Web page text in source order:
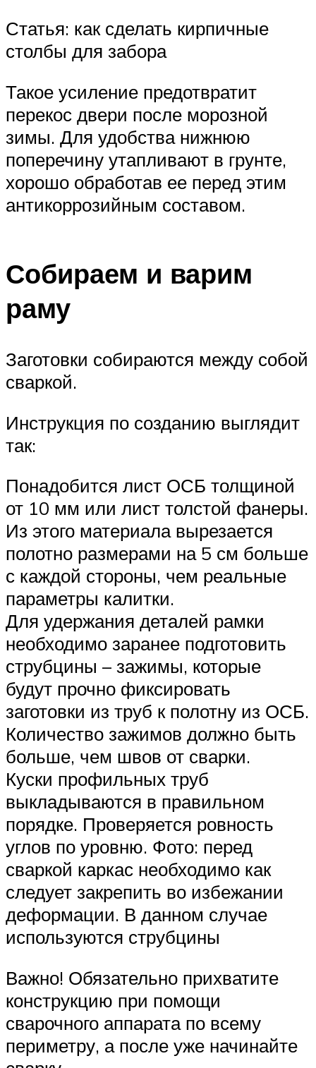
Статья: как сделать кирпичные
столбы для забора
Такое усиление предотвратит
перекос двери после морозной
зимы. Для удобства нижнюю
поперечину утапливают в грунте,
хорошо обработав ее перед этим
антикоррозийным составом.
Собираем и варим
раму
Заготовки собираются между собой
сваркой.
Инструкция по созданию выглядит
так:
Понадобится лист ОСБ толщиной
от 10 мм или лист толстой фанеры.
Из этого материала вырезается
полотно размерами на 5 см больше
с каждой стороны, чем реальные
параметры калитки.
Для удержания деталей рамки
необходимо заранее подготовить
струбцины – зажимы, которые
будут прочно фиксировать
заготовки из труб к полотну из ОСБ.
Количество зажимов должно быть
больше, чем швов от сварки.
Куски профильных труб
выкладываются в правильном
порядке. Проверяется ровность
углов по уровню. Фото: перед
сваркой каркас необходимо как
следует закрепить во избежании
деформации. В данном случае
используются струбцины
Важно! Обязательно прихватите
конструкцию при помощи
сварочного аппарата по всему
периметру, а после уже начинайте